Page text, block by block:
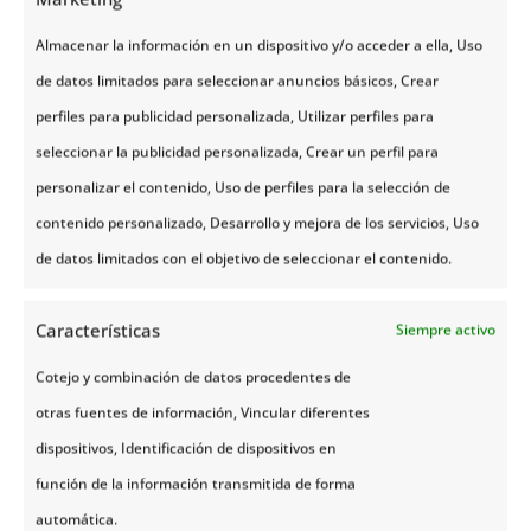
Almacenar la información en un dispositivo y/o acceder a ella, Uso
de datos limitados para seleccionar anuncios básicos, Crear
perfiles para publicidad personalizada, Utilizar perfiles para
seleccionar la publicidad personalizada, Crear un perfil para
personalizar el contenido, Uso de perfiles para la selección de
contenido personalizado, Desarrollo y mejora de los servicios, Uso
de datos limitados con el objetivo de seleccionar el contenido.
Características Siempre activo
Cotejo y combinación de datos procedentes de
otras fuentes de información, Vincular diferentes
dispositivos, Identificación de dispositivos en
función de la información transmitida de forma
automática.
a músicos de renombre nacional e internacional.
Durante el festival, que se celebra en julio, puedes
disfrutar de unaamplia gama de estilos de jazz
desde el swing y el bebop hasta el jazz moderno y
las fusiones experimentales.Los conciertos se
llevan a cabo en diversos lugares, incluidos cafés,
la Bergstadens Ziir y plazas al aire libre. Además,
dirigidos por músicos experimentados.
Festival de Folk de Røros (Røros Folk
Festival)
Celebrando la rica tradición musical de Noruega, el
Røros Folk Festival